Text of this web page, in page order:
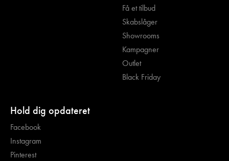
Få et tilbud
Skabslåger
Showrooms
Kampagner
Outlet
Black Friday
Hold dig opdateret
Facebook
Instagram
Pinterest